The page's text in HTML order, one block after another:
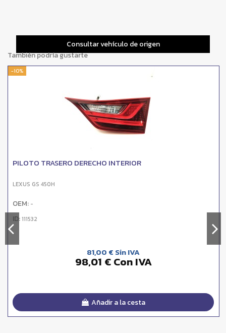
Consultar vehículo de origen
También podría gustarte
-10%
PILOTO TRASERO DERECHO INTERIOR
LEXUS GS 450H
OEM: -
ID:111532
81,00 € Sin IVA
98,01 € Con IVA
Añadir a la cesta